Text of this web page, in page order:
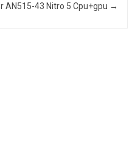
AN515-43 Nitro 5 Cpu+gpu →